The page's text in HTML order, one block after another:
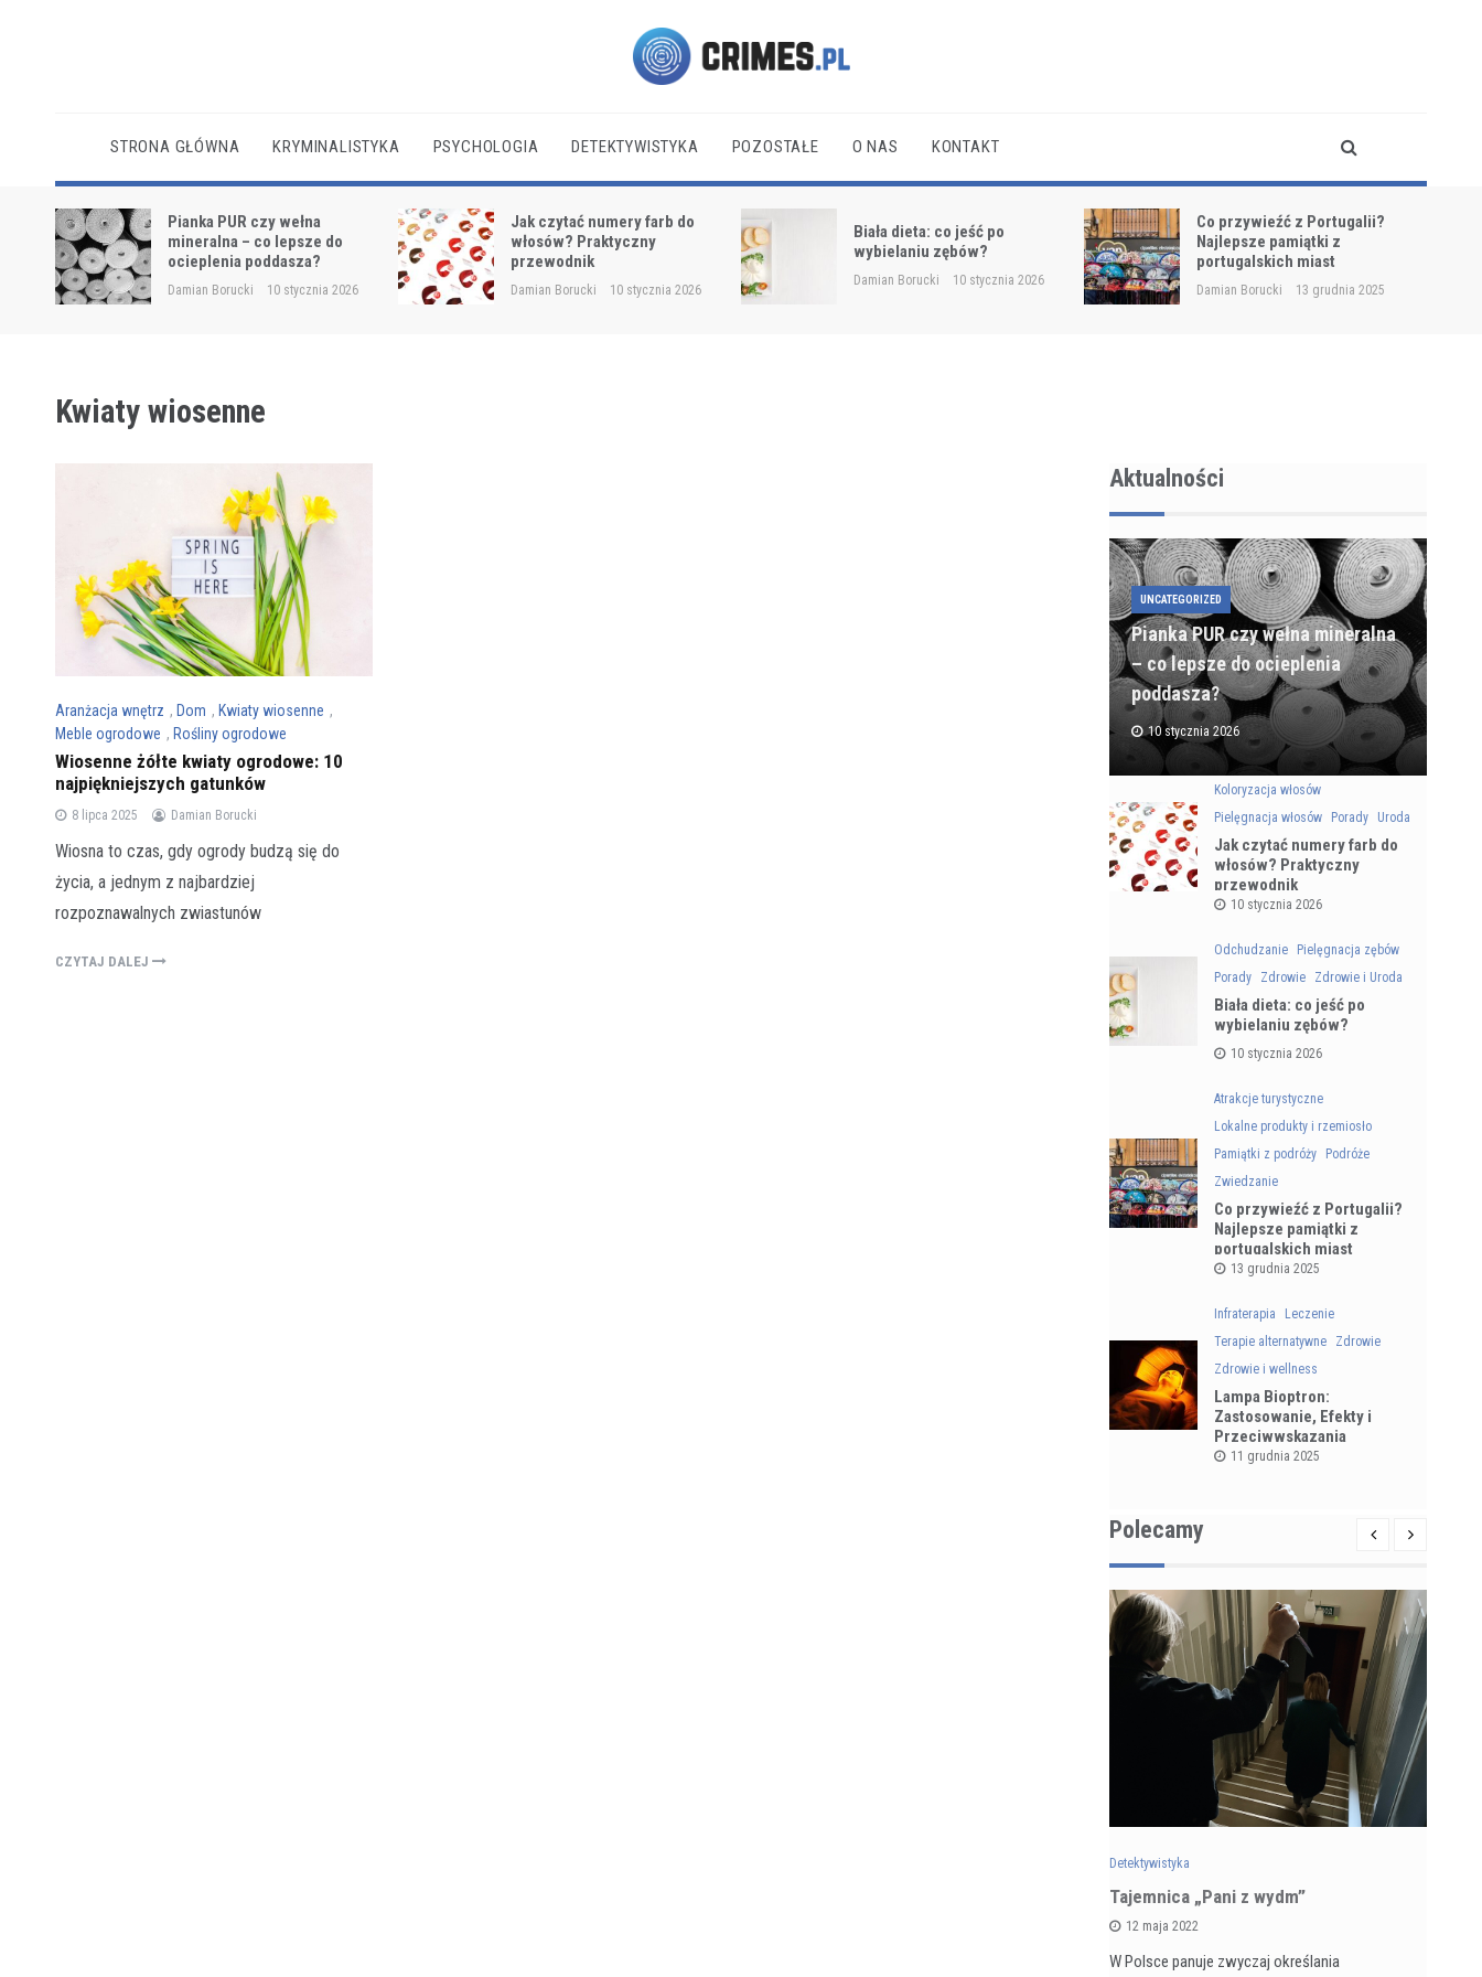
STRONA GŁÓWNA KRYMINALISTYKA PSYCHOLOGIA DETEKTYWISTYKA POZOSTAŁE O NAS KONTAKT
Pianka PUR czy wełna
mineralna – co lepsze do
ocieplenia poddasza?
Damian Borucki 10 stycznia 2026
Jak czytać numery farb do
włosów? Praktyczny
przewodnik
Damian Borucki 10 stycznia 2026
Biała dieta: co jeść po
wybielaniu zębów?
Damian Borucki 10 stycznia 2026
Co przywieźć z Portugalii?
Najlepsze pamiątki z
portugalskich miast
Damian Borucki 13 grudnia 2025
Kwiaty wiosenne
Aranżacja wnętrz , Dom , Kwiaty wiosenne ,
Meble ogrodowe , Rośliny ogrodowe
Wiosenne żółte kwiaty ogrodowe: 10
najpiękniejszych gatunków
8 lipca 2025 Damian Borucki
Wiosna to czas, gdy ogrody budzą się do
życia, a jednym z najbardziej
rozpoznawalnych zwiastunów
CZYTAJ DALEJ
Aktualności
UNCATEGORIZED
Pianka PUR czy wełna mineralna
– co lepsze do ocieplenia
poddasza?
10 stycznia 2026
Koloryzacja włosów
Pielęgnacja włosów
Porady Uroda
Jak czytać numery farb do
włosów? Praktyczny
przewodnik
10 stycznia 2026
Odchudzanie
Pielęgnacja zębów
Porady
Zdrowie Zdrowie i Uroda
Biała dieta: co jeść po
wybielaniu zębów?
10 stycznia 2026
Atrakcje turystyczne
Lokalne produkty i rzemiosło
Pamiątki z podróży
Podróże
Zwiedzanie
Co przywieźć z Portugalii?
Najlepsze pamiątki z
portugalskich miast
13 grudnia 2025
Infraterapia
Leczenie
Terapie alternatywne
Zdrowie
Zdrowie i wellness
Lampa Bioptron:
Zastosowanie, Efekty i
Przeciwwskazania
11 grudnia 2025
Polecamy
Detektywistyka
Tajemnica „Pani z wydm”
12 maja 2022
W Polsce panuje zwyczaj określania